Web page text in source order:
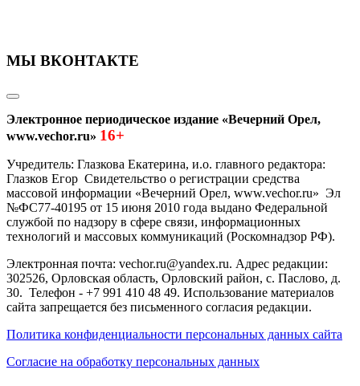
МЫ ВКОНТАКТЕ
Электронное периодическое издание «Вечерний Орел,
www.vechor.ru» 16+
Учредитель: Глазкова Екатерина, и.о. главного редактора:
Глазков Егор Свидетельство о регистрации средства
массовой информации «Вечерний Орел, www.vechor.ru» Эл
№ФС77-40195 от 15 июня 2010 года выдано Федеральной
службой по надзору в сфере связи, информационных
технологий и массовых коммуникаций (Роскомнадзор РФ).
Электронная почта: vechor.ru@yandex.ru. Адрес редакции:
302526, Орловская область, Орловский район, с. Паслово, д.
30. Телефон - +7 991 410 48 49. Использование материалов
сайта запрещается без письменного согласия редакции.
Политика конфиденциальности персональных данных сайта
Согласие на обработку персональных данных